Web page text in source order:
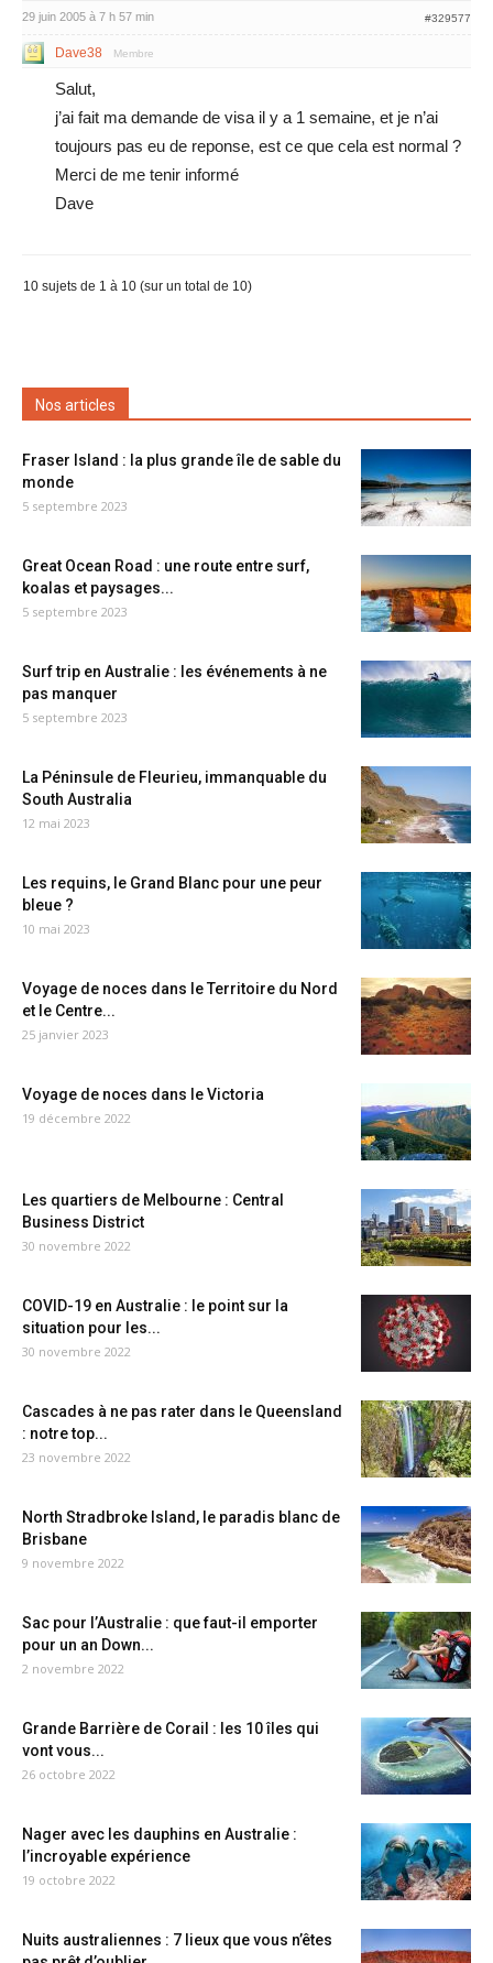
29 juin 2005 à 7 h 57 min #329577
Dave38 Membre
Salut,
j’ai fait ma demande de visa il y a 1 semaine, et je n’ai
toujours pas eu de reponse, est ce que cela est normal ?
Merci de me tenir informé
Dave
10 sujets de 1 à 10 (sur un total de 10)
Nos articles
Fraser Island : la plus grande île de sable du
monde
5 septembre 2023
Great Ocean Road : une route entre surf,
koalas et paysages...
5 septembre 2023
Surf trip en Australie : les événements à ne
pas manquer
5 septembre 2023
La Péninsule de Fleurieu, immanquable du
South Australia
12 mai 2023
Les requins, le Grand Blanc pour une peur
bleue ?
10 mai 2023
Voyage de noces dans le Territoire du Nord
et le Centre...
25 janvier 2023
Voyage de noces dans le Victoria
19 décembre 2022
Les quartiers de Melbourne : Central
Business District
30 novembre 2022
COVID-19 en Australie : le point sur la
situation pour les...
30 novembre 2022
Cascades à ne pas rater dans le Queensland
: notre top...
23 novembre 2022
North Stradbroke Island, le paradis blanc de
Brisbane
9 novembre 2022
Sac pour l’Australie : que faut-il emporter
pour un an Down...
2 novembre 2022
Grande Barrière de Corail : les 10 îles qui
vont vous...
26 octobre 2022
Nager avec les dauphins en Australie :
l’incroyable expérience
19 octobre 2022
Nuits australiennes : 7 lieux que vous n’êtes